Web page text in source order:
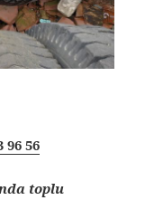
96 56
toplu